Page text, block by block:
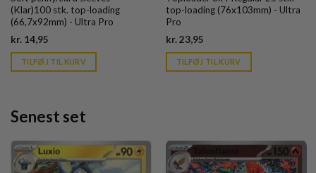
(Klar)100 stk. top-loading
(66,7x92mm) - Ultra Pro
kr. 14,95
is:
kr. 39,95.
TILFØJ TIL KURV
top-loading (76x103mm) - Ultra
Pro
kr.23,95Current
is:
kr. 39,95.
TILFØJ TIL KURV
Senest set